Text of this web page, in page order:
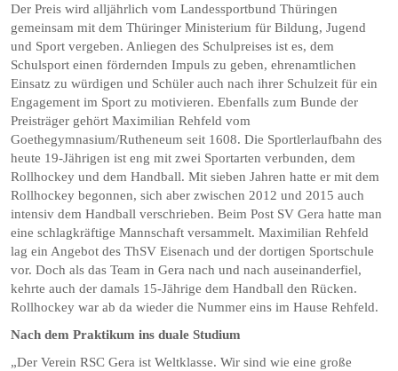
Der Preis wird alljährlich vom Landessportbund Thüringen
gemeinsam mit dem Thüringer Ministerium für Bildung, Jugend
und Sport vergeben. Anliegen des Schulpreises ist es, dem
Schulsport einen fördernden Impuls zu geben, ehrenamtlichen
Einsatz zu würdigen und Schüler auch nach ihrer Schulzeit für ein
Engagement im Sport zu motivieren. Ebenfalls zum Bunde der
Preisträger gehört Maximilian Rehfeld vom
Goethegymnasium/Rutheneum seit 1608. Die Sportlerlaufbahn des
heute 19-Jährigen ist eng mit zwei Sportarten verbunden, dem
Rollhockey und dem Handball. Mit sieben Jahren hatte er mit dem
Rollhockey begonnen, sich aber zwischen 2012 und 2015 auch
intensiv dem Handball verschrieben. Beim Post SV Gera hatte man
eine schlagkräftige Mannschaft versammelt. Maximilian Rehfeld
lag ein Angebot des ThSV Eisenach und der dortigen Sportschule
vor. Doch als das Team in Gera nach und nach auseinanderfiel,
kehrte auch der damals 15-Jährige dem Handball den Rücken.
Rollhockey war ab da wieder die Nummer eins im Hause Rehfeld.
Nach dem Praktikum ins duale Studium
„Der Verein RSC Gera ist Weltklasse. Wir sind wie eine große